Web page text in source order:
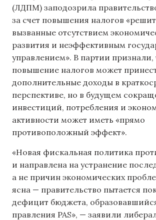
(ЛДПМ) заподозрила
за счет повышения налогов
вызванные отсутствием
развития и неэффективным
управлением». В партии признали,
повышение налогов может
дополнительные доходы в
перспективе, но в будущем
инвестиций, потребления и
активности может иметь «прямо
противоположный эффект».
«Новая фискальная политика
и направлена ​​на устранение
а не причин экономических
ясна — правительство пытается
дефицит бюджета,
правления PAS», — заявили